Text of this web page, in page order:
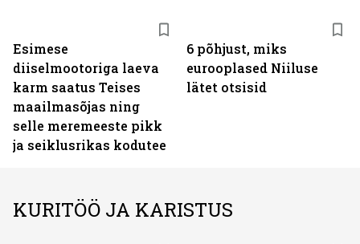
Esimese
diiselmootoriga laeva
karm saatus Teises
maailmasõjas ning
selle meremeeste pikk
ja seiklusrikas kodutee
6 põhjust, miks
eurooplased Niiluse
lätet otsisid
KURITÖÖ JA KARISTUS